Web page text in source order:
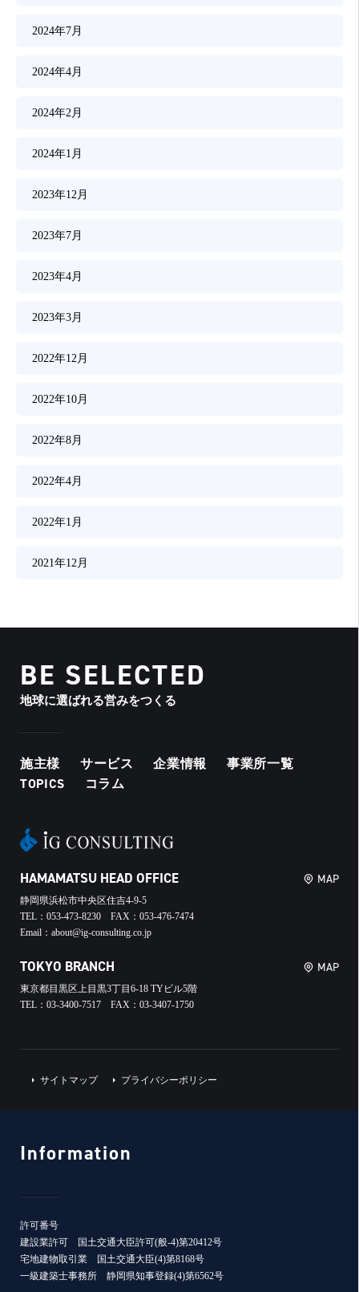
2024年7月
2024年4月
2024年2月
2024年1月
2023年12月
2023年7月
2023年4月
2023年3月
2022年12月
2022年10月
2022年8月
2022年4月
2022年1月
2021年12月
BE SELECTED
地球に選ばれる営みをつくる
施主様 サービス 企業情報
事業所一覧
TOPICS
コラム
HAMAMATSU HEAD OFFICE
静岡県浜松市中央区住吉4-9-5
TEL：053-473-8230 FAX：053-476-7474
Email：about@ig-consulting.co.jp
MAP
TOKYO BRANCH
東京都目黒区上目黒3丁目6-18 TYビル5階
TEL：03-3400-7517 FAX：03-3407-1750
MAP
サイトマップ プライバシーポリシー
Information
許可番号
建設業許可 国土交通大臣許可(般-4)第20412号
宅地建物取引業 国土交通大臣(4)第8168号
一級建築士事務所 静岡県知事登録(4)第6562号